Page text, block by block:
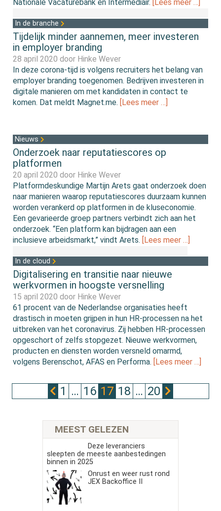
Nationale Vacaturebank en Intermediair. [Lees meer …]
In de branche
Tijdelijk minder aannemen, meer investeren
in employer branding
28 april 2020 door Hinke Wever
In deze corona-tijd is volgens recruiters het belang van
employer branding toegenomen. Bedrijven investeren in
digitale manieren om met kandidaten in contact te
komen. Dat meldt Magnet.me.
[Lees meer …]
Nieuws
Onderzoek naar reputatiescores op
platformen
20 april 2020 door Hinke Wever
Platformdeskundige Martijn Arets gaat onderzoek doen
naar manieren waarop reputatiescores duurzaam kunnen
worden verankerd op platformen in de kluseconomie.
Een gevarieerde groep partners verbindt zich aan het
onderzoek. “Een platform kan bijdragen aan een
inclusieve arbeidsmarkt,” vindt Arets.
[Lees meer …]
In de cloud
Digitalisering en transitie naar nieuwe
werkvormen in hoogste versnelling
15 april 2020 door Hinke Wever
61 procent van de Nederlandse organisaties heeft
drastisch in moeten grijpen in hun HR-processen na het
uitbreken van het coronavirus. Zij hebben HR-processen
opgeschort of zelfs stopgezet. Nieuwe werkvormen,
producten en diensten worden versneld omarmd,
volgens Berenschot, AFAS en Performa.
[Lees meer …]
1 … 16 17 18 … 20
MEEST GELEZEN
Deze leveranciers
sleepten de meeste aanbestedingen
binnen in 2025
Onrust en weer rust rond
JEX Backoffice II